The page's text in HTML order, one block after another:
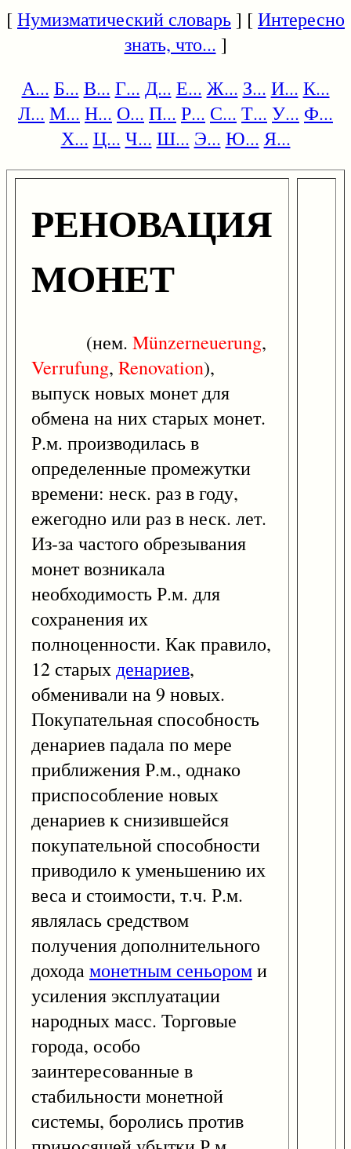
[Нумизматический словарь] [Интересно
знать, что... ]
А... Б... В... Г... Д... Е... Ж... З... И... К...
Л... М... Н... О... П... Р... С... Т... У... Ф...
Х... Ц... Ч... Ш... Э... Ю... Я...
РЕНОВАЦИЯ
МОНЕТ
(нем. Münzerneuerung,
Verrufung, Renovation),
выпуск новых монет для
обмена на них старых монет.
Р.м. производилась в
определенные промежутки
времени: неск. раз в году,
ежегодно или раз в неск. лет.
Из-за частого обрезывания
монет возникала
необходимость Р.м. для
сохранения их
полноценности. Как правило,
12 старыхденариев,
обменивали на 9 новых.
Покупательная способность
денариев падала по мере
приближения Р.м., однако
приспособление новых
денариев к снизившейся
покупательной способности
приводило к уменьшению их
веса и стоимости, т.ч. Р.м.
являлась средством
получения дополнительного
доходамонетным сеньороми
усиления эксплуатации
народных масс. Торговые
города, особо
заинтересованные в
стабильности монетной
системы, боролись против